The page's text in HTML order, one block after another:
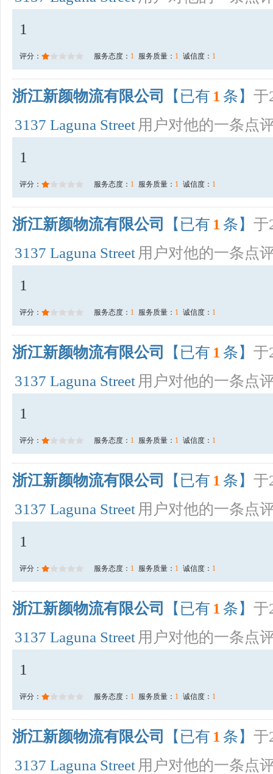
1
评分： 服务态度： 1 服务质量： 1 诚信度： 1
浙江新颜物流有限公司 【已有 1 条】 于
3137 Laguna Street 用户对他的一条点
1
评分： 服务态度： 1 服务质量： 1 诚信度： 1
浙江新颜物流有限公司 【已有 1 条】 于
3137 Laguna Street 用户对他的一条点
1
评分： 服务态度： 1 服务质量： 1 诚信度： 1
浙江新颜物流有限公司 【已有 1 条】 于
3137 Laguna Street 用户对他的一条点
1
评分： 服务态度： 1 服务质量： 1 诚信度： 1
浙江新颜物流有限公司 【已有 1 条】 于
3137 Laguna Street 用户对他的一条点
1
评分： 服务态度： 1 服务质量： 1 诚信度： 1
浙江新颜物流有限公司 【已有 1 条】 于
3137 Laguna Street 用户对他的一条点
1
评分： 服务态度： 1 服务质量： 1 诚信度： 1
浙江新颜物流有限公司 【已有 1 条】 于
3137 Laguna Street 用户对他的一条点